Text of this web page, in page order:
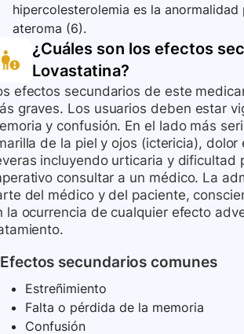
hipercolesterolemia es la
ateroma (6).
¿Cuáles son los efectos
Lovastatina?
efectos secundarios de este
graves. Los usuarios deben estar
y confusión. En el lado más
de la piel y ojos (ictericia),
incluyendo urticaria y dificultad
consultar a un médico. La
del médico y del paciente,
la ocurrencia de cualquier efecto
Efectos secundarios comunes
Estreñimiento
Falta o pérdida de la memoria
Confusión